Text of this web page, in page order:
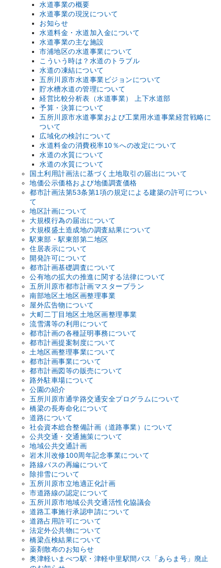
水道事業の概要
水道事業の現況について
お知らせ
水道料金・水道加入金について
水道事業の主な施設
市浦地区の水道事業について
こういう時は？水道のトラブル
水道の凍結について
五所川原市水道事業ビジョンについて
貯水槽水道の管理について
経営比較分析表（水道事業） 上下水道部
予算・決算について
五所川原市水道事業および工業用水道事業経営戦略に
ついて
広域化の検討について
水道料金の消費税率10％への改定について
水道の水質について
水道の水質について
国土利用計画法に基づく土地取引の届出について
地価公示価格および地価調査価格
都市計画法第53条第1項の規定による建築の許可につい
て
地区計画について
大規模行為の届出について
大規模盛土造成地の調査結果について
駅東部・駅東部第二地区
住居表示について
開発許可について
都市計画基礎調査について
公有地の拡大の推進に関する法律について
五所川原市都市計画マスタープラン
南部地区土地区画整理事業
屋外広告物について
大町二丁目地区土地区画整理事業
流雪溝等の利用について
都市計画の各種証明事務について
都市計画提案制度について
土地区画整理事業について
都市計画事業について
都市計画図等の販売について
路外駐車場について
公園の紹介
五所川原市通学路交通安全プログラムについて
橋梁の長寿命化について
道路について
社会資本総合整備計画（道路事業）について
公共交通・交通施策について
地域公共交通計画
岩木川改修100周年記念事業について
路線バスの再編について
除排雪について
五所川原市立地適正化計画
市道路線の認定について
五所川原市地域公共交通活性化協議会
道路工事施行承認申請について
道路占用許可について
法定外公共物について
橋梁点検結果について
薬剤散布のお知らせ
奥津軽いまべつ駅・津軽中里駅間バス「あらま号」廃止